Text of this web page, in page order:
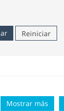
Reiniciar
Mostrar más